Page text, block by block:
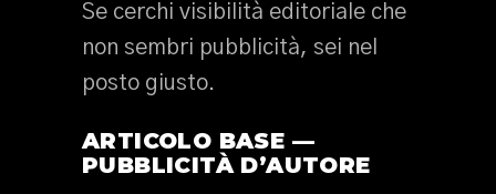
Se cerchi visibilità editoriale che
non sembri pubblicità, sei nel
posto giusto.
ARTICOLO BASE —
PUBBLICITÀ D’AUTORE